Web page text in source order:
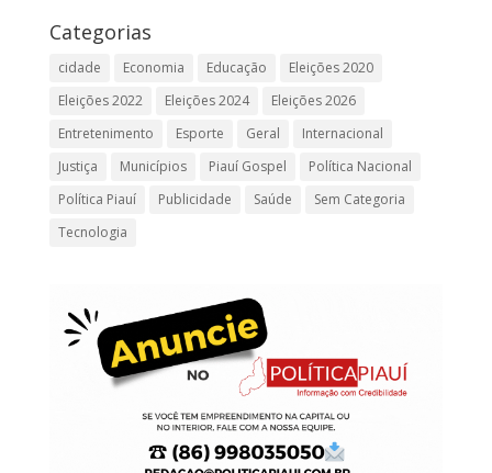
Categorias
cidade Economia Educação
Eleições 2020
Eleições 2022
Eleições 2024
Eleições 2026
Entretenimento
Esporte Geral
Internacional
Justiça
Municípios Piauí Gospel
Política Nacional
Política Piauí
Publicidade Saúde
Sem Categoria
Tecnologia